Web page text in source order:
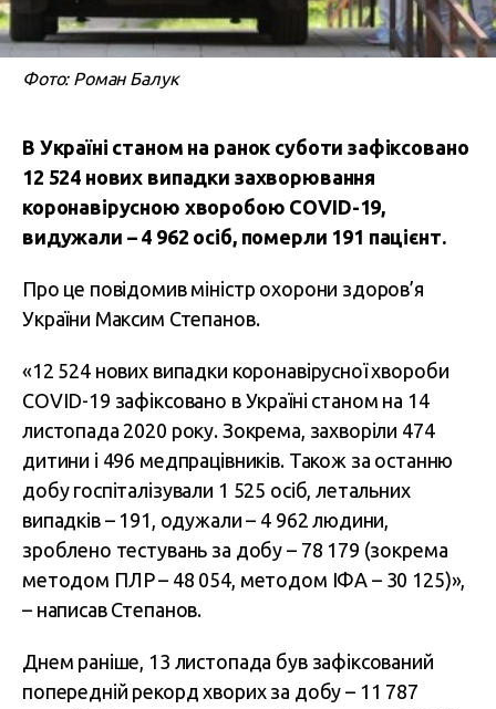
Фото: Роман Балук
В Україні станом на ранок суботи зафіксовано
12 524 нових випадки захворювання
коронавірусною хворобою COVID-19,
видужали – 4 962 осіб, померли 191 пацієнт.
Про це повідомив міністр охорони здоров’я
України Максим Степанов.
«12 524 нових випадки коронавірусної хвороби
COVID-19 зафіксовано в Україні станом на 14
листопада 2020 року. Зокрема, захворіли 474
дитини і 496 медпрацівників. Також за останню
добу госпіталізували 1 525 осіб, летальних
випадків – 191, одужали – 4 962 людини,
зроблено тестувань за добу – 78 179 (зокрема
методом ПЛР – 48 054, методом ІФА – 30 125)»,
– написав Степанов.
Днем раніше, 13 листопада був зафіксований
попередній рекорд хворих за добу – 11 787